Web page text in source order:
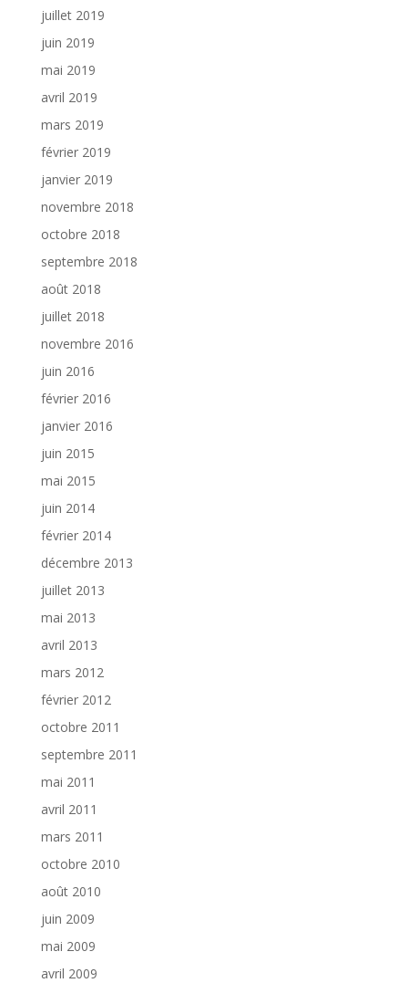
juillet 2019
juin 2019
mai 2019
avril 2019
mars 2019
février 2019
janvier 2019
novembre 2018
octobre 2018
septembre 2018
août 2018
juillet 2018
novembre 2016
juin 2016
février 2016
janvier 2016
juin 2015
mai 2015
juin 2014
février 2014
décembre 2013
juillet 2013
mai 2013
avril 2013
mars 2012
février 2012
octobre 2011
septembre 2011
mai 2011
avril 2011
mars 2011
octobre 2010
août 2010
juin 2009
mai 2009
avril 2009